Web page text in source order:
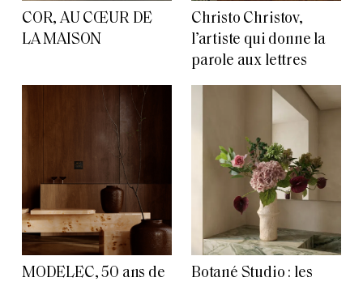
COR, AU CŒUR DE
LA MAISON
Christo Christov,
l’artiste qui donne la
parole aux lettres
MODELEC, 50 ans de
Botané Studio : les